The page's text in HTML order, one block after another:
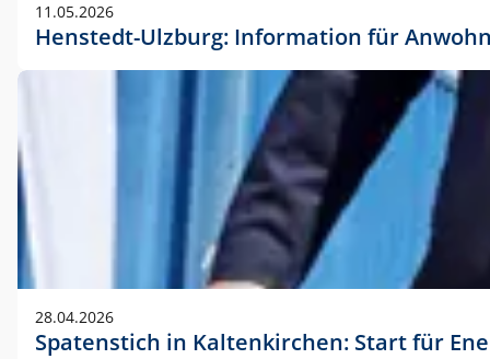
11.05.2026
Henstedt-Ulzburg: Information für
28.04.2026
Spatenstich in Kaltenkirchen: Start für